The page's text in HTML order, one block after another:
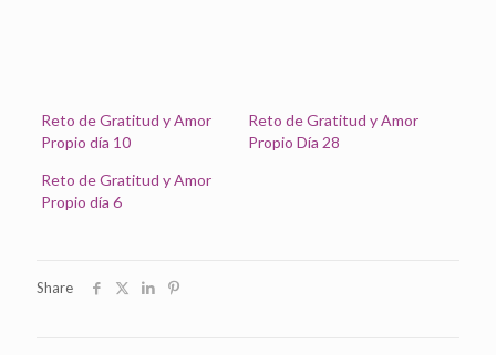
Reto de Gratitud y Amor
Propio día 10
Reto de Gratitud y Amor
Propio Día 28
Reto de Gratitud y Amor
Propio día 6
Share